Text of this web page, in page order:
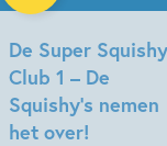
De Super Squishy
Club 1 – De
Squishy’s nemen
het over!